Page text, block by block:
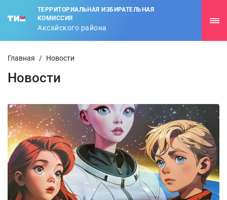
ТЕРРИТОРИАЛЬНАЯ ИЗБИРАТЕЛЬНАЯ
КОМИССИЯ
Аксайского района
Главная / Новости
Новости